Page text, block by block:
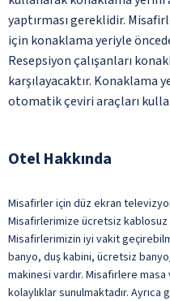
yaptırması gereklidir.
için konaklama yeriyle
Resepsiyon çalışanları
karşılayacaktır. Konaklama
otomatik çeviri araçları
Otel Hakkında
Misafirler için düz ekran
Misafirlerimize ücretsiz kablosuz
Misafirlerimizin iyi vakit
banyo, duş kabini, ücretsiz
makinesi vardır. Misafirlere
kolaylıklar sunulmaktadır.